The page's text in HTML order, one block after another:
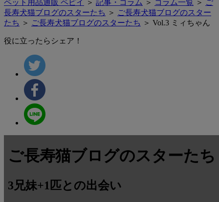
ペット用品通販 ペピイ ＞ 記事・コラム ＞ コラム一覧 ＞ ご
長寿犬猫ブログのスターたち ＞ ご長寿犬猫ブログのスター
たち ＞ ご長寿犬猫ブログのスターたち ＞ Vol.3 ミィちゃん
役に立ったらシェア！